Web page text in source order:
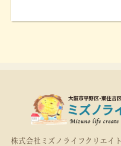
株式会社ミズノライフクリエイト